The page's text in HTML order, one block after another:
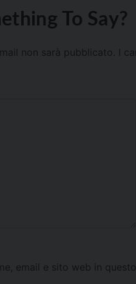
To Say?
non sarà pubblicato. I
email e sito web in